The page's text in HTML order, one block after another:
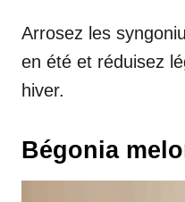
Arrosez les
en été et réduisez
hiver.
Bégonia